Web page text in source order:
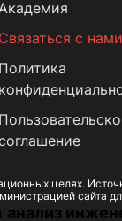
Связаться с нами
Политика
целях.
сайта
анализ